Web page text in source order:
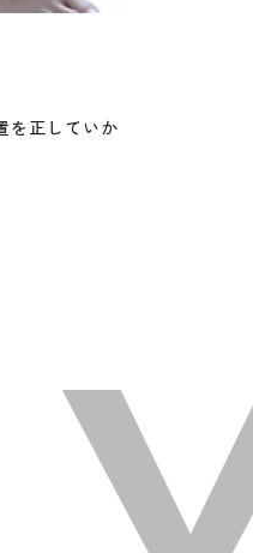
正していか